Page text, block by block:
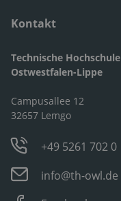
Kontakt
Technische Hochschule
Ostwestfalen-Lippe
Campusallee 12
32657 Lemgo
+49 5261 702 0
info@th-owl.de